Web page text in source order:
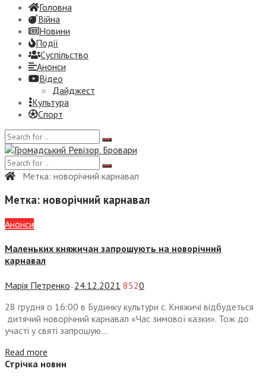
Головна
Війна
Новини
Події
Суспiльство
Анонси
Відео
Дайджест
Культура
Спорт
Метка: новорічний карнавал
Метка: новорічний карнавал
Анонси
Маленьких княжичан запрошують на новорічний
карнавал
Марія Петренко — 24.12.2021 8520
28 грудня о 16:00 в Будинку культури с. Княжичі відбудеться
дитячий новорічний карнавал «Час зимової казки». Тож до
участі у святі запрошую...
Read more
Стрічка новин